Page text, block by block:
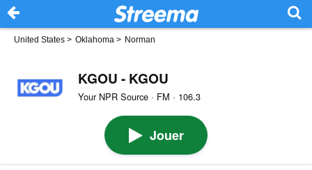
United States > Oklahoma > Norman
KGOU - KGOU
Your NPR Source · FM · 106.3
Jouer